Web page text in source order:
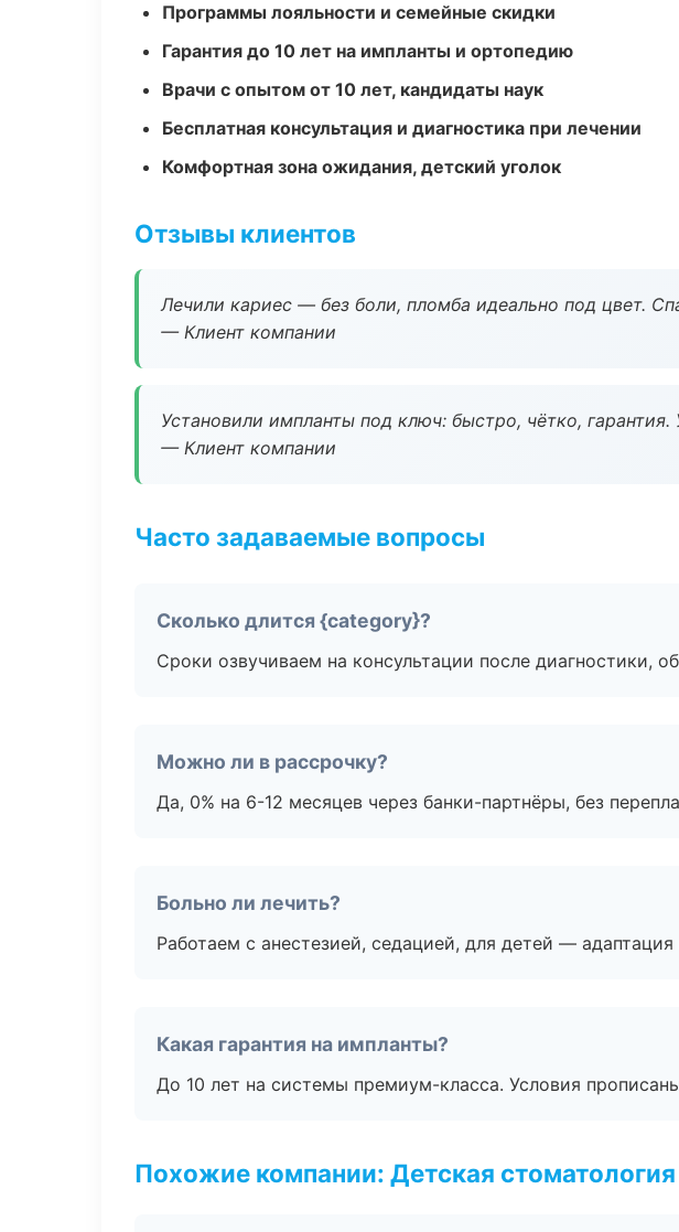
Программы лояльности и семейные скидки
Гарантия до 10 лет на импланты и ортопедию
Врачи с опытом от 10 лет, кандидаты наук
Бесплатная консультация и диагностика при лечении
Комфортная зона ожидания, детский уголок
Отзывы клиентов
Лечили кариес — без боли, пломба идеально под цвет.
— Клиент компании
Установили импланты под ключ: быстро, чётко, гарантия.
— Клиент компании
Часто задаваемые вопросы
Сколько длится {category}?
Сроки озвучиваем на консультации после диагностики,
Можно ли в рассрочку?
Да, 0% на 6-12 месяцев через банки-партнёры, без
Больно ли лечить?
Работаем с анестезией, седацией, для детей — адаптация
Какая гарантия на импланты?
До 10 лет на системы премиум-класса. Условия
Похожие компании: Детская стоматология